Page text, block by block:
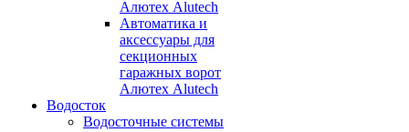
Алютех Alutech
Автоматика и
аксессуары для
секционных
гаражных ворот
Алютех Alutech
Водосток
Водосточные системы